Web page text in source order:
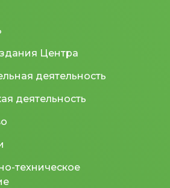
Центра
деятельность
деятельность
техническое